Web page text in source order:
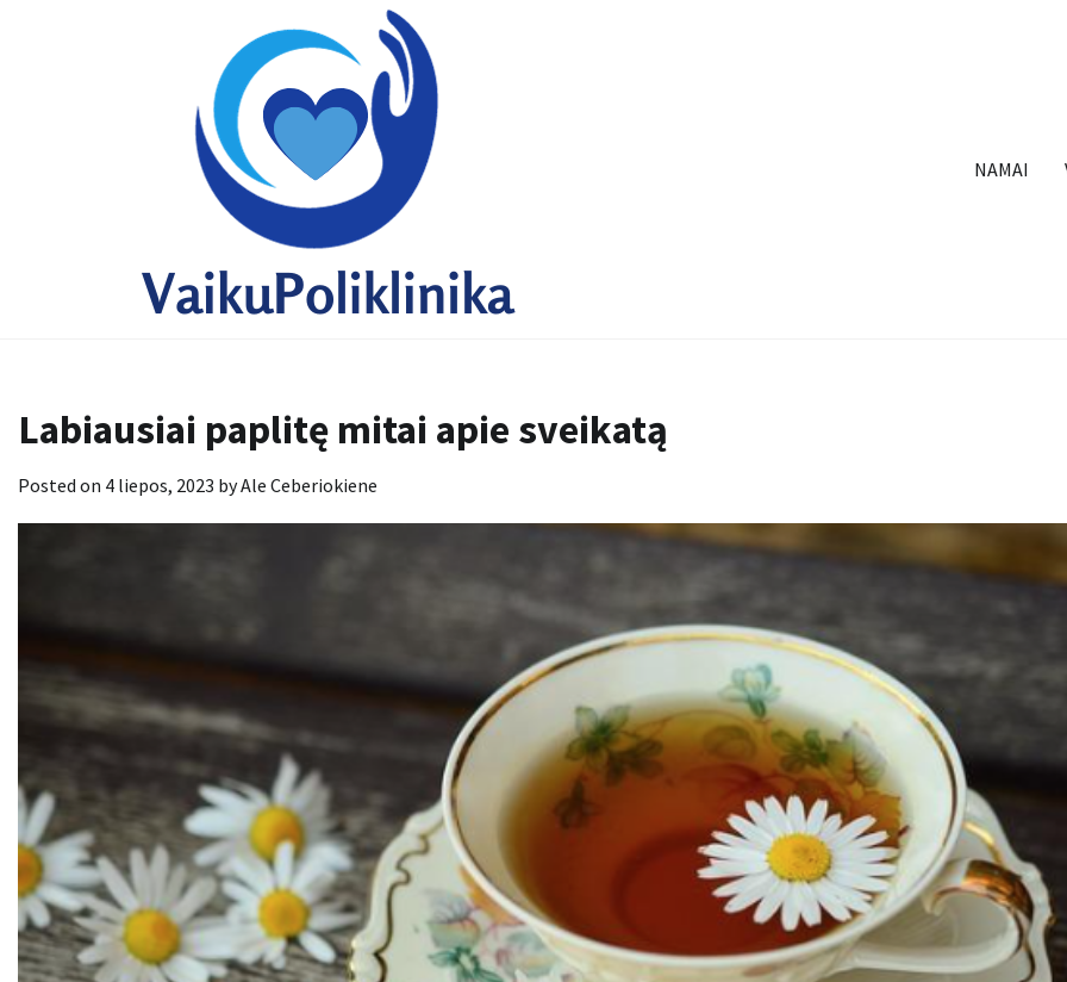
NAMAI
Labiausiai paplitę mitai apie sveikatą
Posted on 4 liepos, 2023 byAle Ceberiokiene